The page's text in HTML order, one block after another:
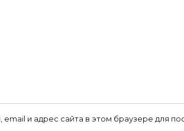
email и адрес сайта в этом браузере для